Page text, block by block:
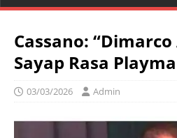
Cassano:
Sayap Rasa
03/03/2026 Admin